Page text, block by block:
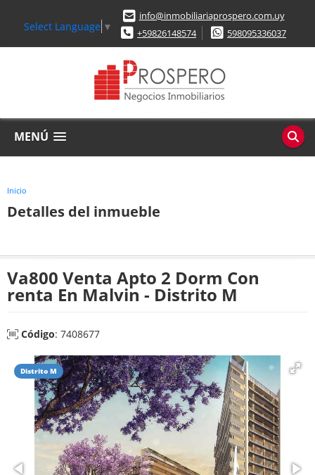
Select Language ▼
info@inmobiliariaprospero.com.uy
+59826148574
598095336037
MENÚ
Inicio
Detalles del inmueble
Va800 Venta Apto 2 Dorm Con
renta En Malvin - Distrito M
Código: 7408677
Distrito M